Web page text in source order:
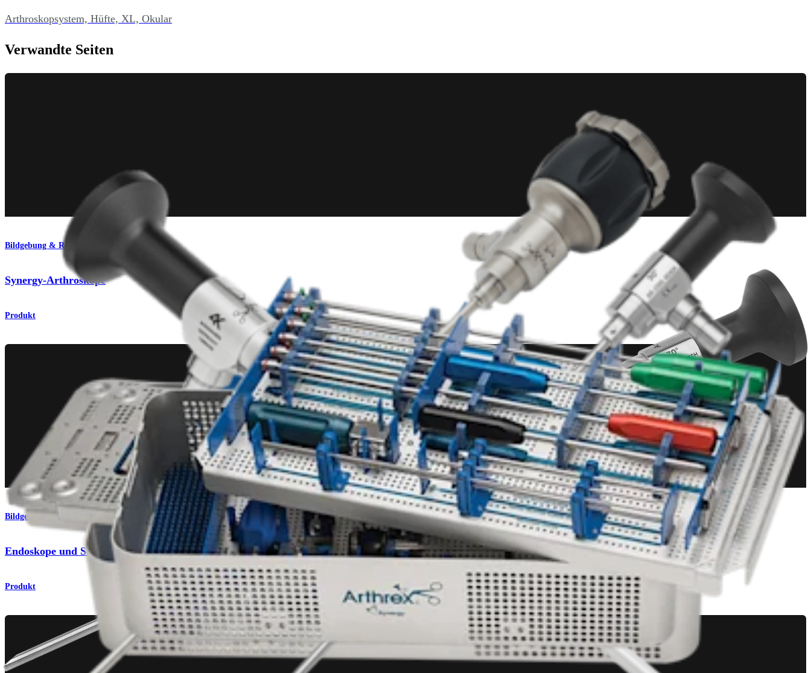
Arthroskopsystem, Hüfte, XL, Okular
Verwandte Seiten
Bildgebung & Resektion
Synergy-Arthroskope
Produkt
Bildgebung & Resektion
Endoskope und Schäfte für die Hüfte
Produkt